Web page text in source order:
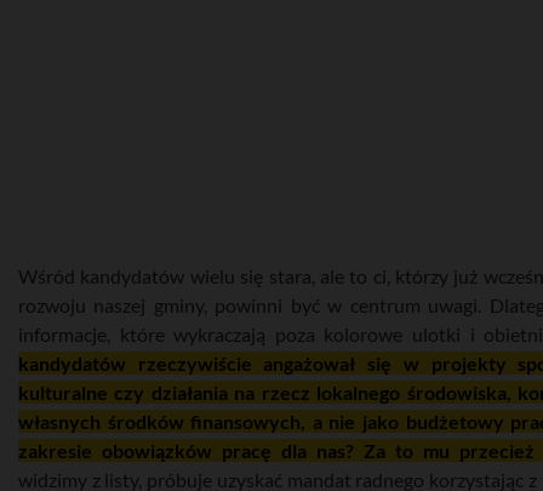
Wśród kandydatów wielu się stara, ale to ci, którzy już
rozwoju naszej gminy, powinni być w centrum uwagi.
informacje, które wykraczają poza kolorowe ulotki i
kandydatów rzeczywiście angażował się w projekty
kulturalne czy działania na rzecz lokalnego środowiska,
własnych środków finansowych, a nie jako budżetowy
zakresie obowiązków pracę dla nas? Za to mu przecież
widzimy z listy, próbuje uzyskać mandat radnego korzystając